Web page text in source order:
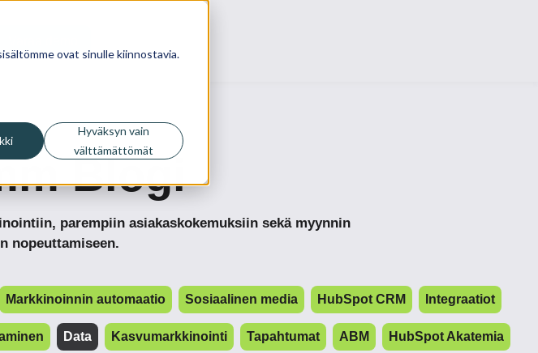
ovat sinulle kiinnostavia.
Hyväksyn vain
välttämättömät
Blogi
parempiin asiakaskokemuksiin sekä myynnin
nopeuttamiseen.
Markkinoinnin automaatio Sosiaalinen media HubSpot CRM Integraatiot
Data Kasvumarkkinointi Tapahtumat ABM HubSpot Akatemia